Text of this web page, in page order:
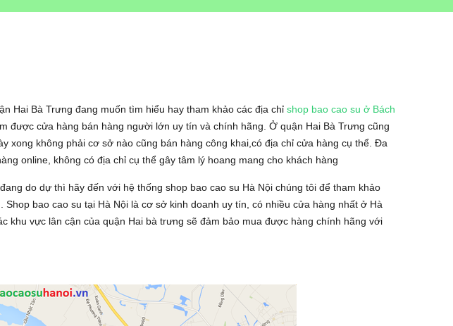
Hai Bà Trưng đang muốn tìm hiểu hay tham khảo các địa chỉ shop bao cao su ở Bách
được cửa hàng bán hàng người lớn uy tín và chính hãng. Ở quận Hai Bà Trưng cũng
xong không phải cơ sở nào cũng bán hàng công khai,có địa chỉ cửa hàng cụ thể. Đa
online, không có địa chỉ cụ thể gây tâm lý hoang mang cho khách hàng
do dự thì hãy đến với hệ thống shop bao cao su Hà Nội chúng tôi để tham khảo
bao cao su tại Hà Nội là cơ sở kinh doanh uy tín, có nhiều cửa hàng nhất ở Hà
khu vực lân cận của quận Hai bà trưng sẽ đảm bảo mua được hàng chính hãng với